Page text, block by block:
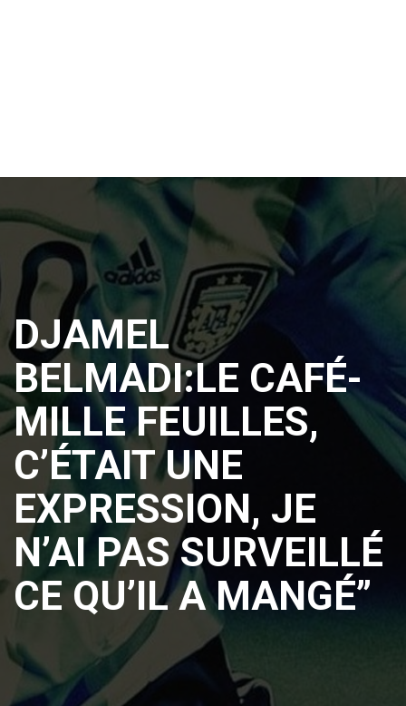
DJAMEL
BELMADI:LE CAFÉ-
MILLE FEUILLES,
C’ÉTAIT UNE
EXPRESSION, JE
N’AI PAS SURVEILLÉ
CE QU’IL A MANGÉ”